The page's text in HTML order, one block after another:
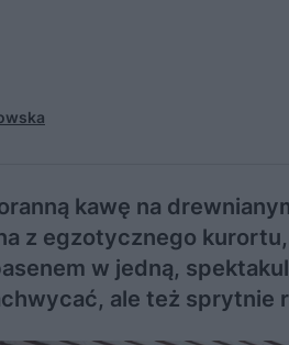
kawę na
z egzotycznego
w jedną,
ale też